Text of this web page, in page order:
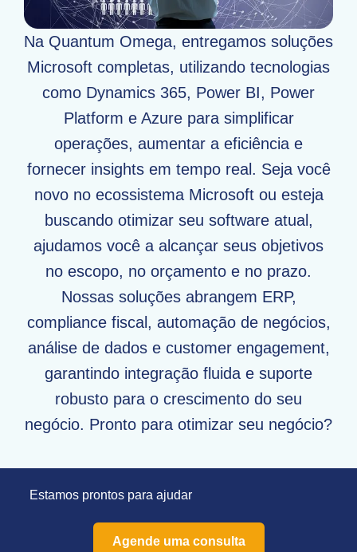
Na Quantum Omega, entregamos soluções
Microsoft completas, utilizando tecnologias
como Dynamics 365, Power BI, Power
Platform e Azure para simplificar
operações, aumentar a eficiência e
fornecer insights em tempo real. Seja você
novo no ecossistema Microsoft ou esteja
buscando otimizar seu software atual,
ajudamos você a alcançar seus objetivos
no escopo, no orçamento e no prazo.
Nossas soluções abrangem ERP,
compliance fiscal, automação de negócios,
análise de dados e customer engagement,
garantindo integração fluida e suporte
robusto para o crescimento do seu
negócio. Pronto para otimizar seu negócio?
Estamos prontos para ajudar
Agende uma consulta